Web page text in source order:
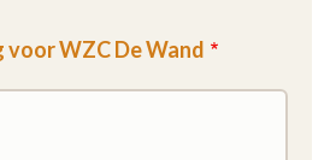
WZC De Wand